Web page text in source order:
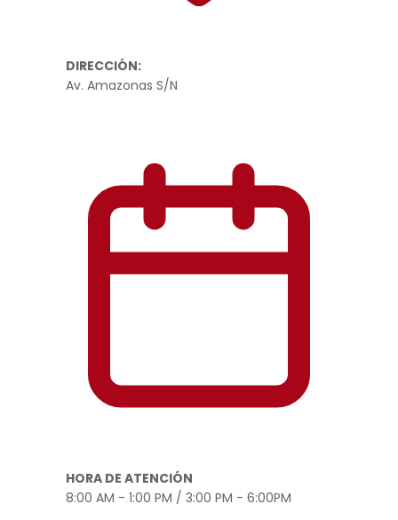
DIRECCIÓN:
Av. Amazonas S/N
HORA DE ATENCIÓN
8:00 AM - 1:00 PM / 3:00 PM - 6:00PM